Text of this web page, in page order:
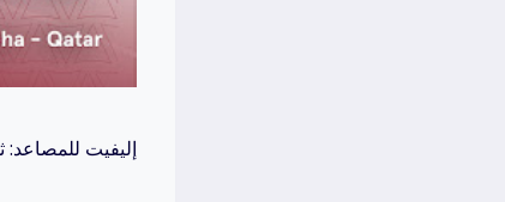
إليفيت للمصاعد: